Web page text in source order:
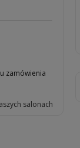
zamówienia
salonach